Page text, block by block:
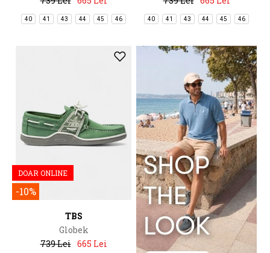
40 41 43 44 45 46 40 41 43 44 45 46
DOAR ONLINE
-10%
TBS
Globek
739 Lei 665 Lei